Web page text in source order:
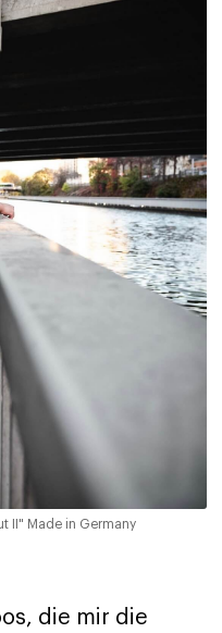
II" Made in Germany
die mir die